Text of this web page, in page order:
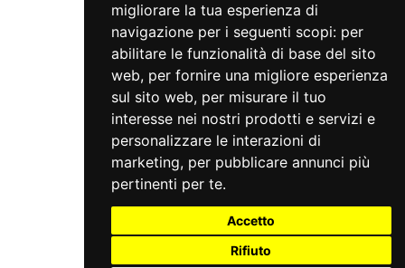
migliorare la tua esperienza di
navigazione per i seguenti scopi: per
abilitare le funzionalità di base del sito
web, per fornire una migliore esperienza
sul sito web, per misurare il tuo
interesse nei nostri prodotti e servizi e
personalizzare le interazioni di
marketing, per pubblicare annunci più
pertinenti per te.
Accetto
Rifiuto